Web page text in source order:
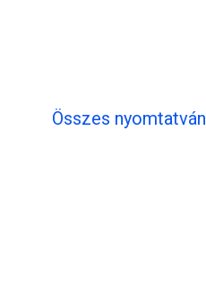
Összes